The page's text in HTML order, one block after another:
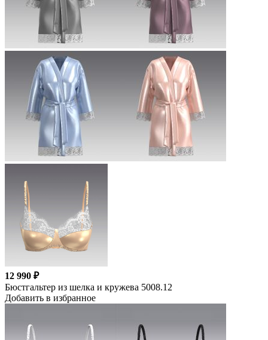
12 990 ₽
Бюстгальтер из шелка и кружева 5008.12
Добавить в избранное